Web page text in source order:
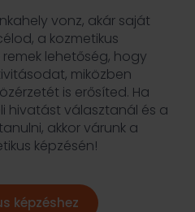
vonz, akár saját
a kozmetikus
lehetőség, hogy
miközben
is erősíted. Ha
hivatást választanál és a
akkor várunk a
képzésén!
képzéshez